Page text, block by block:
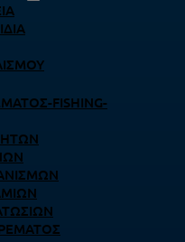
FISHING-